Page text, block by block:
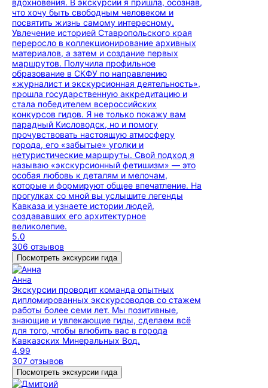
вдохновения. В экскурсии я пришла, осознав,
что хочу быть свободным человеком и
посвятить жизнь самому интересному.
Увлечение историей Ставропольского края
переросло в коллекционирование архивных
материалов, а затем и создание первых
маршрутов. Получила профильное
образование в СКФУ по направлению
«журналист и экскурсионная деятельность»,
прошла государственную аккредитацию и
стала победителем всероссийских
конкурсов гидов. Я не только покажу вам
парадный Кисловодск, но и помогу
прочувствовать настоящую атмосферу
города, его «забытые» уголки и
нетуристические маршруты. Свой подход я
называю «экскурсионный фетишизм» — это
особая любовь к деталям и мелочам,
которые и формируют общее впечатление. На
прогулках со мной вы услышите легенды
Кавказа и узнаете истории людей,
создававших его архитектурное
великолепие.
5.0
306 отзывов
Посмотреть экскурсии гида
Анна
Экскурсии проводит команда опытных
дипломированных экскурсоводов со стажем
работы более семи лет. Мы позитивные,
знающие и увлекающие гиды, сделаем всё
для того, чтобы влюбить вас в города
Кавказских Минеральных Вод.
4.99
307 отзывов
Посмотреть экскурсии гида